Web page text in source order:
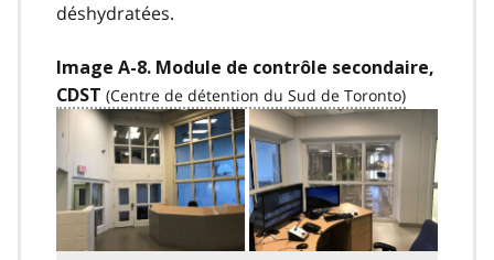
déshydratées.
Image A-8. Module de contrôle secondaire,
CDST